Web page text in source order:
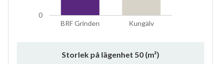
BRF Grinden Kungälv
0
Storlek på lägenhet 50 (m²)